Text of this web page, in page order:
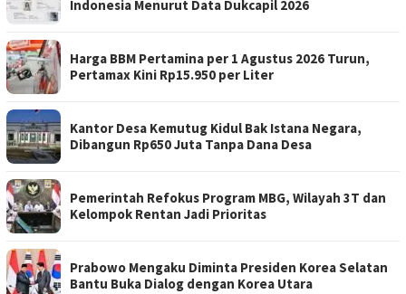
Indonesia Menurut Data Dukcapil 2026
Harga BBM Pertamina per 1 Agustus 2026 Turun,
Pertamax Kini Rp15.950 per Liter
Kantor Desa Kemutug Kidul Bak Istana Negara,
Dibangun Rp650 Juta Tanpa Dana Desa
Pemerintah Refokus Program MBG, Wilayah 3T dan
Kelompok Rentan Jadi Prioritas
Prabowo Mengaku Diminta Presiden Korea Selatan
Bantu Buka Dialog dengan Korea Utara